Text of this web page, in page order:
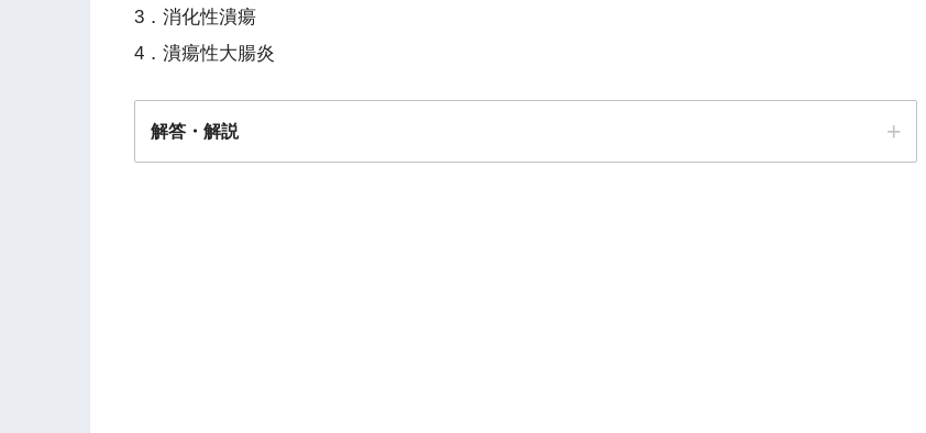
3．消化性潰瘍
4．潰瘍性大腸炎
解答・解説